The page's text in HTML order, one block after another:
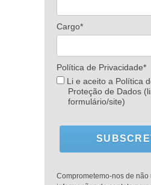
Cargo*
Política de Privacidade*
Li e aceito a Política
Proteção de Dados
formulário/site)
Comprometemo-nos de não